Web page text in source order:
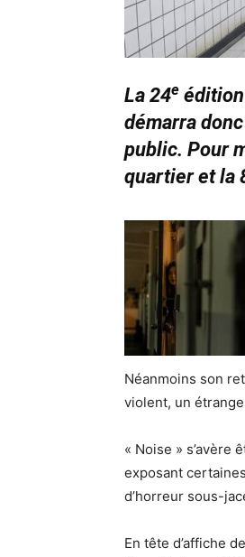
La 24e
démarra
public. Pour
quartier et la
Néanmoins son
violent, un
« Noise » s’avère
exposant
d’horreur sous-
En tête d’affiche